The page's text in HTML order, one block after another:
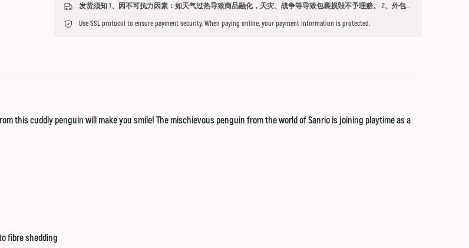
发货须知 1、因不可抗力因素：如天气过热导致商品融化，天灾、战争等导致包裹损毁不予理赔。 2、外包装箱完好，保健品内件胶囊破损、杂货等漏液问题不予赔付。 3、铁元，小安素，酵素液，玻璃瓶食用油，粉盐，会包泡泡纸，按照高要求打包，有爆罐、漏液均不予以理赔。 4、超过受理时限（签收后三天内未联系客服将不能申请售后） 5、首重不足1kg的包裹按1kg收费。 6、根据海关要求，海外直邮及保税仓产品必须提交收件人身份证信息（收件人姓名必须与上传身份证信息一致），否则将无法出库发货。 7、由于海外直邮产品路途遥远，在高温等不可控情况下，糖果、巧克力、口红、软胶囊会有软化变形的现象，建议收到产品后放入冰箱内冷却1-2小时再打开。
Use SSL protocol to ensure payment security. When paying online, your payment information is protected.
this cuddly penguin will make you smile! The mischievous penguin from the world of Sanrio is joining playtime as a
fibre shedding